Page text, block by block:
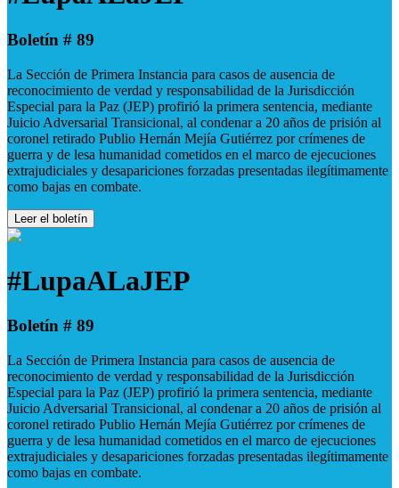
Boletín # 89
La Sección de Primera Instancia para casos de ausencia de
reconocimiento de verdad y responsabilidad de la Jurisdicción
Especial para la Paz (JEP) profirió la primera sentencia, mediante
Juicio Adversarial Transicional, al condenar a 20 años de prisión al
coronel retirado Publio Hernán Mejía Gutiérrez por crímenes de
guerra y de lesa humanidad cometidos en el marco de ejecuciones
extrajudiciales y desapariciones forzadas presentadas ilegítimamente
como bajas en combate.
Leer el boletín
#LupaALaJEP
Boletín # 89
La Sección de Primera Instancia para casos de ausencia de
reconocimiento de verdad y responsabilidad de la Jurisdicción
Especial para la Paz (JEP) profirió la primera sentencia, mediante
Juicio Adversarial Transicional, al condenar a 20 años de prisión al
coronel retirado Publio Hernán Mejía Gutiérrez por crímenes de
guerra y de lesa humanidad cometidos en el marco de ejecuciones
extrajudiciales y desapariciones forzadas presentadas ilegítimamente
como bajas en combate.